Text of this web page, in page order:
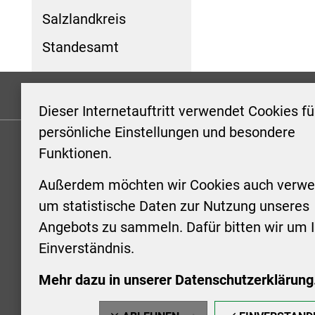
Dieser Internetauftritt verwendet Cookies
persönliche Einstellungen und besondere
Funktionen.
Außerdem möchten wir Cookies auch
um statistische Daten zur Nutzung unseres
Angebots zu sammeln. Dafür bitten wir um
Einverständnis.
Mehr dazu in unserer
Salzlandkreis
Standesamt
KONTAKT
Stadt Aschersleben
Markt 1
06449 Aschersleben
+49 3473 958-0
stadt@aschersleben.de
https://www.aschersleben.de/
Montag:
Uhr
Uhr
vorheriger